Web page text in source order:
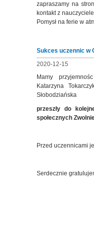
zapraszamy na
kontakt z
Pomysł na ferie w
Sukces uczennic w
2020-12-15
Mamy
Katarzyna
Słobodziańska
przeszły do
społecznych
Przed uczennicami
Serdecznie